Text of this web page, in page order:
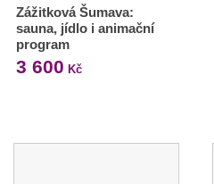
Zážitková Šumava:
sauna, jídlo i animační
program
3 600 Kč